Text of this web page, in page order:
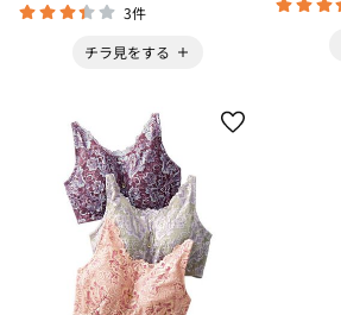
3件
チラ見をする